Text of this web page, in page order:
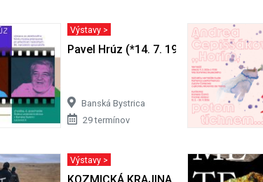
Výstavy >
Pavel Hrúz (*14. 7. 1941 + 15. 8. 2008)
Banská Bystrica
29 termínov
Výstavy >